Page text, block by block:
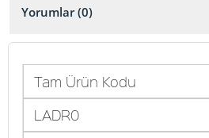
Yorumlar (0)
Tam Ürün Kodu
LADR0